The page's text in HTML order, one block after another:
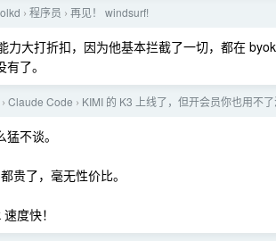
› 程序员 › 再见！ windsurf!
力大打折扣，因为他基本拦截了一切，都在
了。
› Claude Code › KIMI 的 K3 上线了，但开会员你也用不
不谈。
贵了，毫无性价比。
度快！